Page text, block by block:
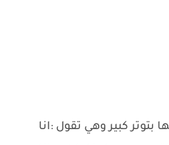
بتوتر كبير وهي تقول :انا